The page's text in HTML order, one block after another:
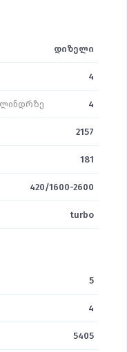
დიზელი
4
4
2157
181
420/1600-2600
turbo
5
4
5405